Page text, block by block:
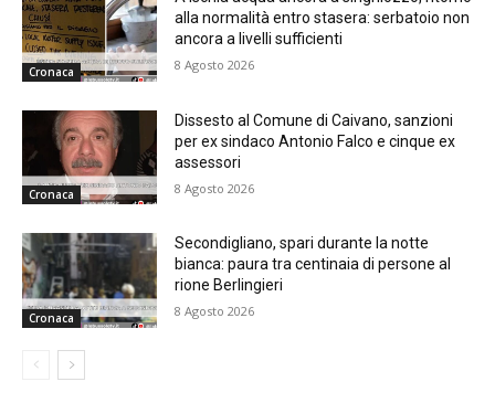
Cronaca
alla normalità entro stasera: serbatoio non
ancora a livelli sufficienti
8 Agosto 2026
Cronaca
Dissesto al Comune di Caivano, sanzioni
per ex sindaco Antonio Falco e cinque ex
assessori
8 Agosto 2026
Cronaca
Secondigliano, spari durante la notte
bianca: paura tra centinaia di persone al
rione Berlingieri
8 Agosto 2026